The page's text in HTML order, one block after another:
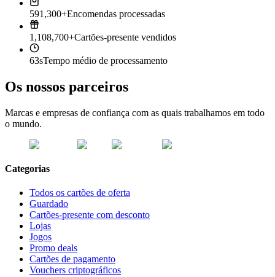
591,300+Encomendas processadas
1,108,700+Cartões-presente vendidos
63sTempo médio de processamento
Os nossos parceiros
Marcas e empresas de confiança com as quais trabalhamos em todo
o mundo.
Categorias
Todos os cartões de oferta
Guardado
Cartões-presente com desconto
Lojas
Jogos
Promo deals
Cartões de pagamento
Vouchers criptográficos